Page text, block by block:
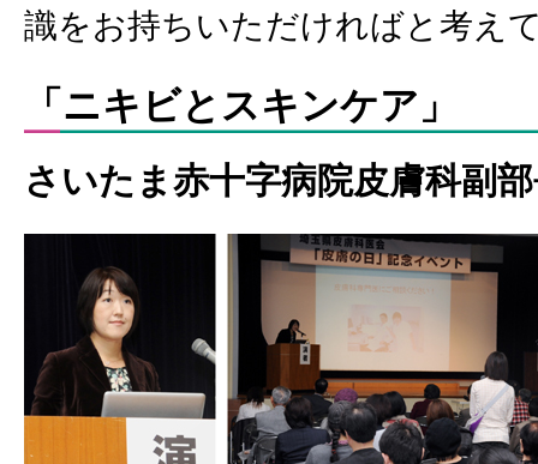
識をお持ちいただければと考え
「ニキビとスキンケア」
さいたま赤十字病院皮膚科副